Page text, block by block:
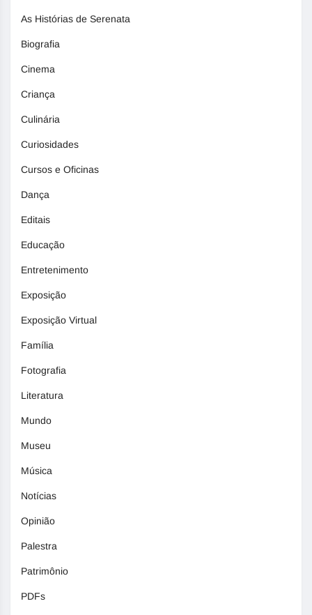
As Histórias de Serenata
Biografia
Cinema
Criança
Culinária
Curiosidades
Cursos e Oficinas
Dança
Editais
Educação
Entretenimento
Exposição
Exposição Virtual
Família
Fotografia
Literatura
Mundo
Museu
Música
Notícias
Opinião
Palestra
Patrimônio
PDFs